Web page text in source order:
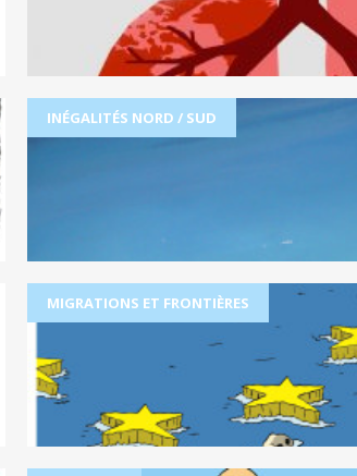
INÉGALITÉS NORD / SUD
MIGRATIONS ET FRONTIÈRES